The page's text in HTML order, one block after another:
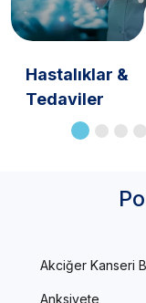
Hastalıklar &
Tedaviler
Akciğer Kanseri
Anksiyete